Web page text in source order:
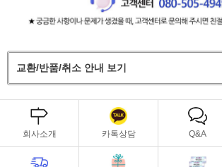
교환/반품/취소 안내 보기
회사소개 카톡상담 Q&A